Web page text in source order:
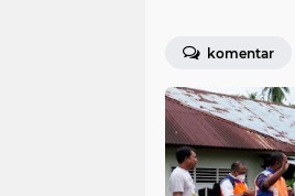
komentar